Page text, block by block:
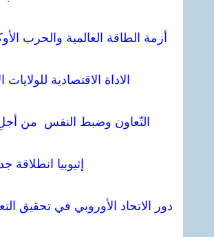
أزمة الطاقة العالمية والحرب
الاداة الاقتصادية
التّعاون وضبط النفس من أجلِ
إثيوبيا انطلاقة
دور الاتحاد الأوروبي في تحقيق